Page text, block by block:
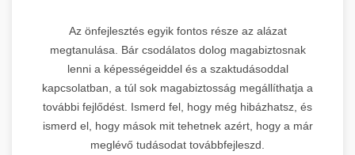
Az önfejlesztés egyik fontos része az alázat
megtanulása. Bár csodálatos dolog magabiztosnak
lenni a képességeiddel és a szaktudásoddal
kapcsolatban, a túl sok magabiztosság megállíthatja a
további fejlődést. Ismerd fel, hogy még hibázhatsz, és
ismerd el, hogy mások mit tehetnek azért, hogy a már
meglévő tudásodat továbbfejleszd.